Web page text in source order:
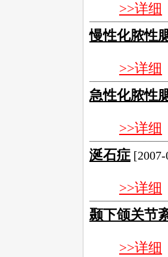
>>详细
慢性化脓性
>>详细
急性化脓性
>>详细
涎石症
>>详细
颞下颌关节
>>详细